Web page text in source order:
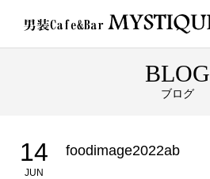
BLOG
ブログ
14
JUN
foodimage2022ab